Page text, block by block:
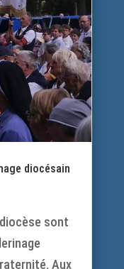
diocésain
sont
Aux